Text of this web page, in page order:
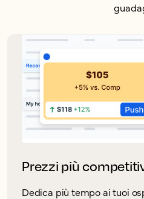
Prezzi più
Dedica più tempo ai tuoi